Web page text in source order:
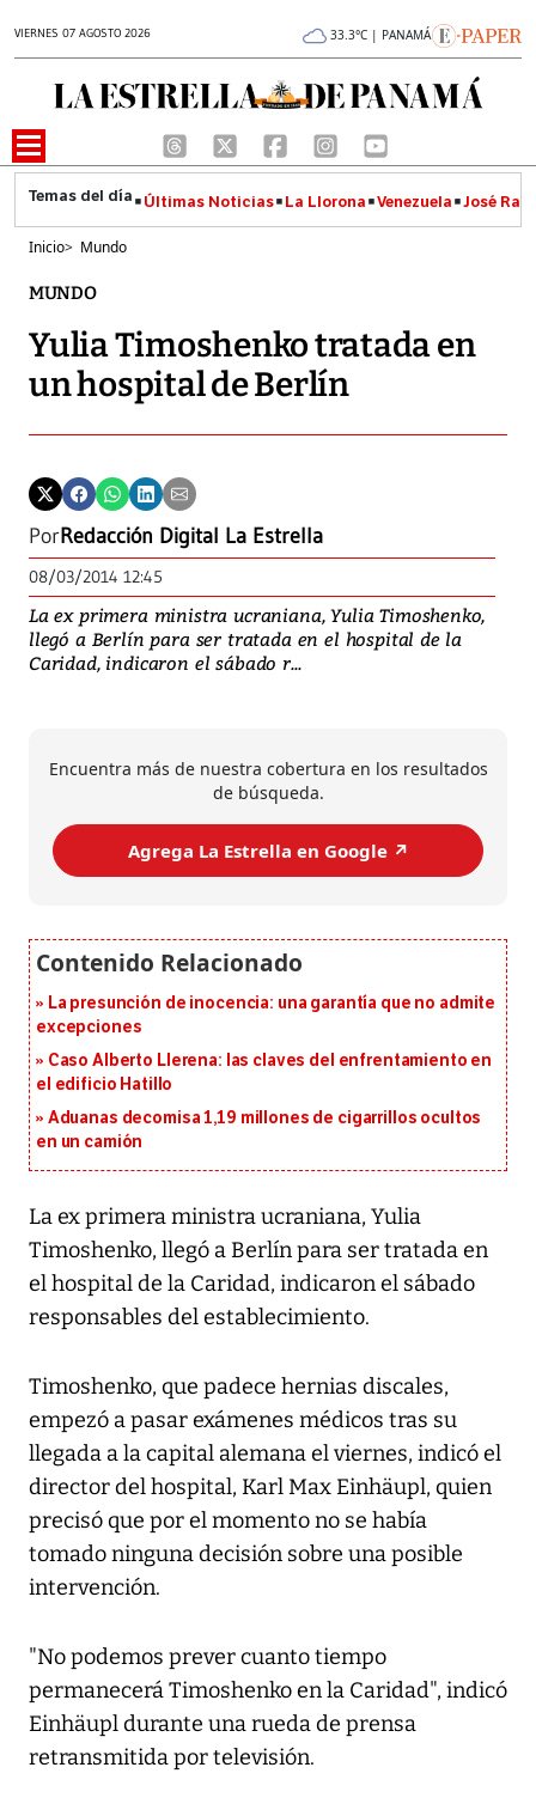
VIERNES 07 AGOSTO 2026 33.3°C | PANAMÁ
Últimas Noticias La Llorona Venezuela José
Inicio> Mundo
MUNDO
Yulia Timoshenko tratada en
un hospital de Berlín
PorRedacción Digital La Estrella
08/03/2014 12:45
La ex primera ministra ucraniana, Yulia Timoshenko,
llegó a Berlín para ser tratada en el hospital de la
Caridad, indicaron el sábado r...
Encuentra más de nuestra cobertura en los resultados
de búsqueda.
Agrega La Estrella en Google ↗️
La presunción de inocencia: una garantía que no admite
excepciones
Caso Alberto Llerena: las claves del enfrentamiento en
el edificio Hatillo
Aduanas decomisa 1,19 millones de cigarrillos ocultos
en un camión
La ex primera ministra ucraniana, Yulia
Timoshenko, llegó a Berlín para ser tratada en
el hospital de la Caridad, indicaron el sábado
responsables del establecimiento.
Timoshenko, que padece hernias discales,
empezó a pasar exámenes médicos tras su
llegada a la capital alemana el viernes, indicó el
director del hospital, Karl Max Einhäupl, quien
precisó que por el momento no se había
tomado ninguna decisión sobre una posible
intervención.
"No podemos prever cuanto tiempo
permanecerá Timoshenko en la Caridad", indicó
Einhäupl durante una rueda de prensa
retransmitida por televisión.